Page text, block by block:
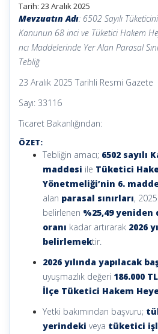
Tarih: 23 Aralık 2025
Mevzuatın Adı: 6502 Sayılı
Kanunun 68 inci ve Tüketici Hakem
ncı Maddelerinde Yer Alan Parasal
Tebliğ
23 Aralık 2025 Tarihli Resmi Gazete
Sayı: 33116
Ticaret Bakanlığından:
ÖZET:
Tebliğin amacı; 6502 sayılı
maddesi ile Tüketici
Yönetmeliği’nin 6.
alan parasal sınırları, 2025
belirlenen %25,49 yeniden
oranı kadar artırarak 2026
belirlemektir.
2026 yılında yapılacak
uyuşmazlık değeri 186.000
İlçe Tüketici Hakem
Yetki bakımından başvuru;
yerindeki veya tüketici